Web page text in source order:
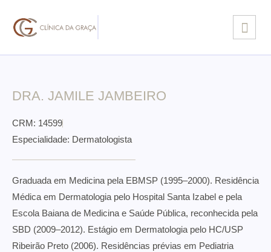
DRA. JAMILE JAMBEIRO
CRM: 14599
Especialidade: Dermatologista
Graduada em Medicina pela EBMSP (1995–2000). Residência
Médica em Dermatologia pelo Hospital Santa Izabel e pela
Escola Baiana de Medicina e Saúde Pública, reconhecida pela
SBD (2009–2012). Estágio em Dermatologia pelo HC/USP
Ribeirão Preto (2006). Residências prévias em Pediatria